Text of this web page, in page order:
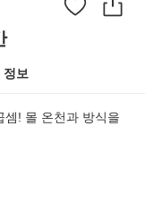
정보
셈! 몰 온천과 방식을